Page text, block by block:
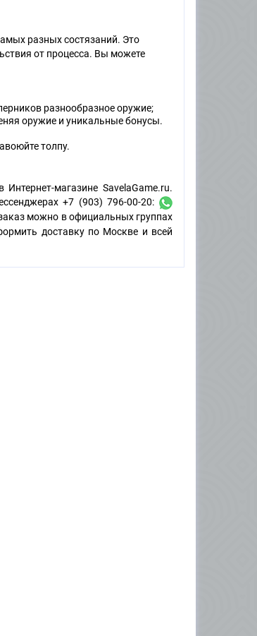
разных состязаний. Это
от процесса. Вы можете
разнообразное оружие;
оружие и уникальные бонусы.
толпу.
Интернет-магазине SavelaGame.ru.
+7 (903) 796-00-20:
можно в официальных группах
доставку по Москве и всей